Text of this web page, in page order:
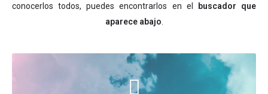
conocerlos todos, puedes encontrarlos en el
buscador que
aparece abajo